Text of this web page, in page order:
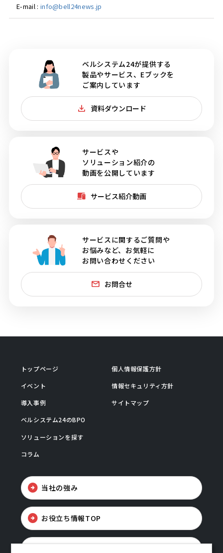
E-mail : info@bell24news.jp
ベルシステム24が提供する
製品やサービス、Eブックを
ご案内しています
資料ダウンロード
サービスや
ソリューション紹介の
動画を公開しています
サービス紹介動画
サービスに関するご質問や
お悩みなど、お気軽に
お問い合わせください
お問合せ
トップページ
イベント
導入事例
ベルシステム24のBPO
ソリューションを探す
コラム
個人情報保護方針
情報セキュリティ方針
サイトマップ
当社の強み
お役立ち情報TOP